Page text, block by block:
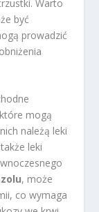
Warto
być
prowadzić
mogą
należą leki
leki
, może
co wymaga